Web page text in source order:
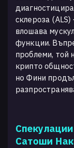
склероза
влошава
функции.
проблеми, той
крипто
но Фини
Сатоши